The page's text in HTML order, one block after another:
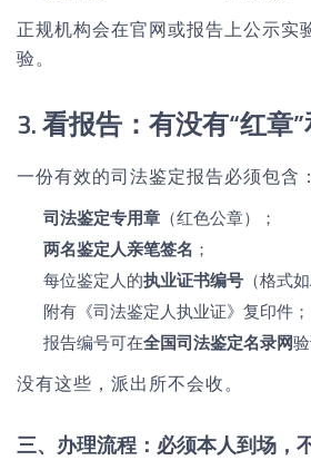
正规机构会在官网或报告上公示实
验。
3. 看报告：有没有“红章”
一份有效的司法鉴定报告必须包含：
司法鉴定专用章 （红色公章）；
两名鉴定人亲笔签名 ；
每位鉴定人的执业证书编号 （格式
附有《司法鉴定人执业证》复印件；
报告编号可在全国司法鉴定名录网
没有这些，派出所不会收。
三、办理流程：必须本人到场，